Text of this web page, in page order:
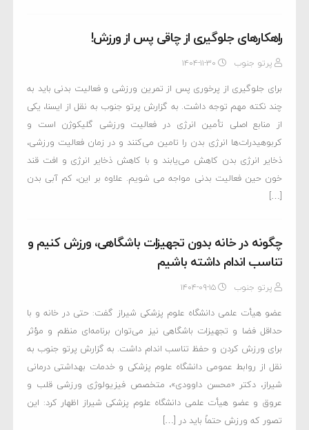
راهکارهای جلوگیری از چاقی پس از ورزش!
پرتو جنوب ۱۴۰۴-۱۱-۳۰
برای جلوگیری از پرخوری پس از تمرین ورزشی و فعالیت بدنی باید به
چند نکته مهم توجه داشت. به گزارش پرتو جنوب به نقل از ایسنا، یکی
از منابع اصلی تأمین انرژی در فعالیت ورزشی گلیکوژن است و
کربوهیدرات‌ها انرژی بدن را تامین می‌کنند و در زمان فعالیت ورزشی،
ذخایر انرژی بدن کاهش می‌یابند و با کاهش ذخایر انرژی و افت قند
خون حین فعالیت بدنی مواجه می شویم. علاوه بر این، کم آبی بدن
[…]
چگونه در خانه بدون تجهیزات باشگاهی، ورزش کنیم و
تناسب اندام داشته باشیم
پرتو جنوب ۱۴۰۴-۰۹-۱۵
عضو هیأت علمی دانشگاه علوم پزشکی شیراز گفت: حتی در خانه و با
حداقل فضا و تجهیزات باشگاهی نیز می‌توان برنامه‌ای منظم و مؤثر
برای ورزش کردن و حفظ تناسب اندام داشت. به گزارش پرتو جنوب به
نقل از روابط عمومی دانشگاه علوم پزشکی و خدمات بهداشتی درمانی
شیراز، دکتر «محسن داوودی»، متخصص فیزیولوژی ورزشی قلب و
عروق و عضو هیأت علمی دانشگاه علوم پزشکی شیراز اظهار کرد: این
تصور که ورزش حتماً باید در […]